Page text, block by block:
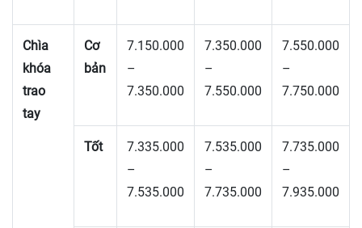
Chìa
khóa
trao
tay
Cơ
bản
7.150.000
–
7.350.000
7.350.000
–
7.550.000
7.550.000
–
7.750.000
Tốt
7.335.000
–
7.535.000
7.535.000
–
7.735.000
7.735.000
–
7.935.000